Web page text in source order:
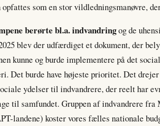
som en stor vildledningsmanøvre,
berørte bl.a. indvandringog de
blev der udfærdiget et dokument, der
kunne og burde implementere på det
Det burde have højeste prioritet. Det
ydelser til indvandrere, der reelt har
til samfundet. Gruppen af indvandrere
landene) koster vores fælles nationale